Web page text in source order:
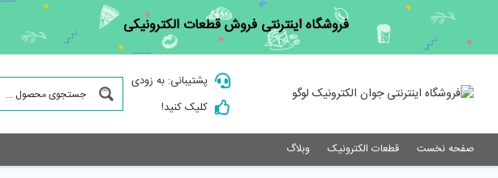
content
فروشگاه اینترنتی فروش قطعات الکترونیکی
پشتیبانی: به زودی
کلیک کنید!
صفحه نخست قطعات الکترونیک وبلاگ